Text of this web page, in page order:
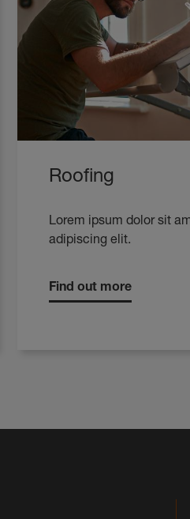
Roofing
Lorem ipsum dolor sit
adipiscing elit.
Find out more